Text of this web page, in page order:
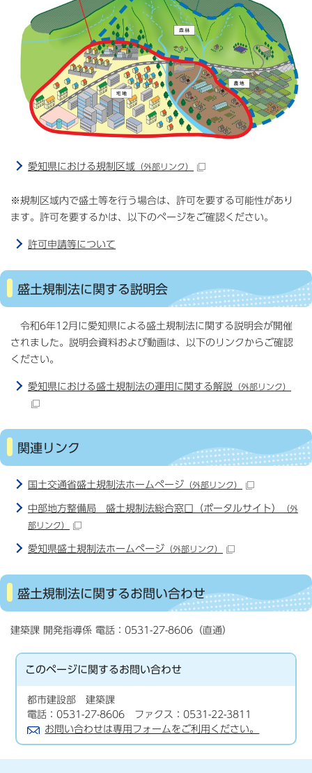
愛知県における規制区域 （外部リンク）
※規制区域内で盛土等を行う場合は、許可を要する可能性があり
ます。許可を要するかは、以下のページをご確認ください。
許可申請等について
盛土規制法に関する説明会
令和6年12月に愛知県による盛土規制法に関する説明会が開催
されました。説明会資料および動画は、以下のリンクからご確認
ください。
愛知県における盛土規制法の運用に関する解説 （外部リンク）
関連リンク
国土交通省盛土規制法ホームページ （外部リンク）
中部地方整備局 盛土規制法総合窓口（ポータルサイト）
（外
部リンク）
愛知県盛土規制法ホームページ （外部リンク）
盛土規制法に関するお問い合わせ
建築課 開発指導係 電話：0531-27-8606（直通）
このページに関するお問い合わせ
都市建設部 建築課
電話：0531-27-8606 ファクス：0531-22-3811
お問い合わせは専用フォームをご利用ください。